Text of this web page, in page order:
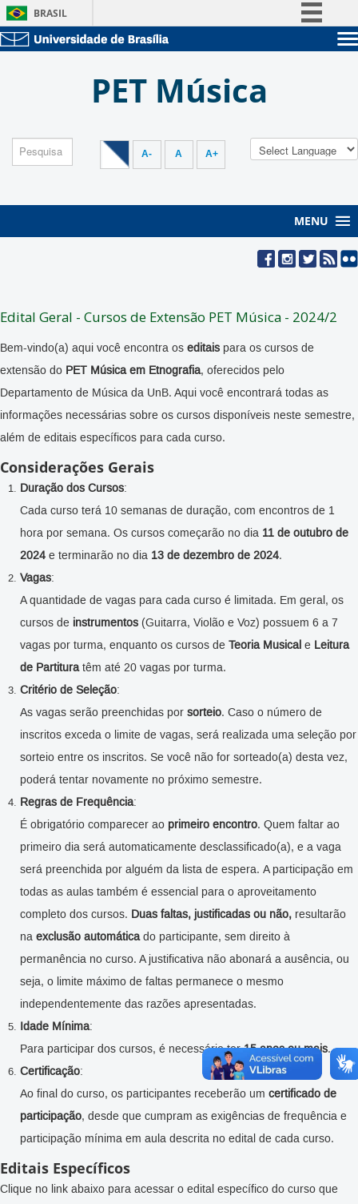
BRASIL
Participe
Legislação Administração
Servidor
PET Música
A- A A+
MENU
Edital Geral - Cursos de Extensão PET Música - 2024/2
Bem-vindo(a) aqui você encontra os editais para os cursos de
extensão do PET Música em Etnografia, oferecidos pelo
Departamento de Música da UnB. Aqui você encontrará todas as
informações necessárias sobre os cursos disponíveis neste semestre,
além de editais específicos para cada curso.
Considerações Gerais
Duração dos Cursos:
Cada curso terá 10 semanas de duração, com encontros de 1
hora por semana. Os cursos começarão no dia 11 de outubro de
2024 e terminarão no dia 13 de dezembro de 2024.
Vagas:
A quantidade de vagas para cada curso é limitada. Em geral, os
cursos de instrumentos (Guitarra, Violão e Voz) possuem 6 a 7
vagas por turma, enquanto os cursos de Teoria Musical e Leitura
de Partituratêm até 20 vagas por turma.
Critério de Seleção:
As vagas serão preenchidas por sorteio. Caso o número de
inscritos exceda o limite de vagas, será realizada uma seleção por
sorteio entre os inscritos. Se você não for sorteado(a) desta vez,
poderá tentar novamente no próximo semestre.
Regras de Frequência:
É obrigatório comparecer ao primeiro encontro. Quem faltar ao
primeiro dia será automaticamente desclassificado(a), e a vaga
será preenchida por alguém da lista de espera. A participação em
todas as aulas também é essencial para o aproveitamento
completo dos cursos. Duas faltas, justificadas ou não, resultarão
na exclusão automáticado participante, sem direito à
permanência no curso. A justificativa não abonará a ausência, ou
seja, o limite máximo de faltas permanece o mesmo
independentemente das razões apresentadas.
Idade Mínima:
Para participar dos cursos, é necessário ter15 anos ou mais.
Certificação:
Ao final do curso, os participantes receberão um certificado de
participação, desde que cumpram as exigências de frequência e
participação mínima em aula descrita no edital de cada curso.
Editais Específicos
Clique no link abaixo para acessar o edital específico do curso que